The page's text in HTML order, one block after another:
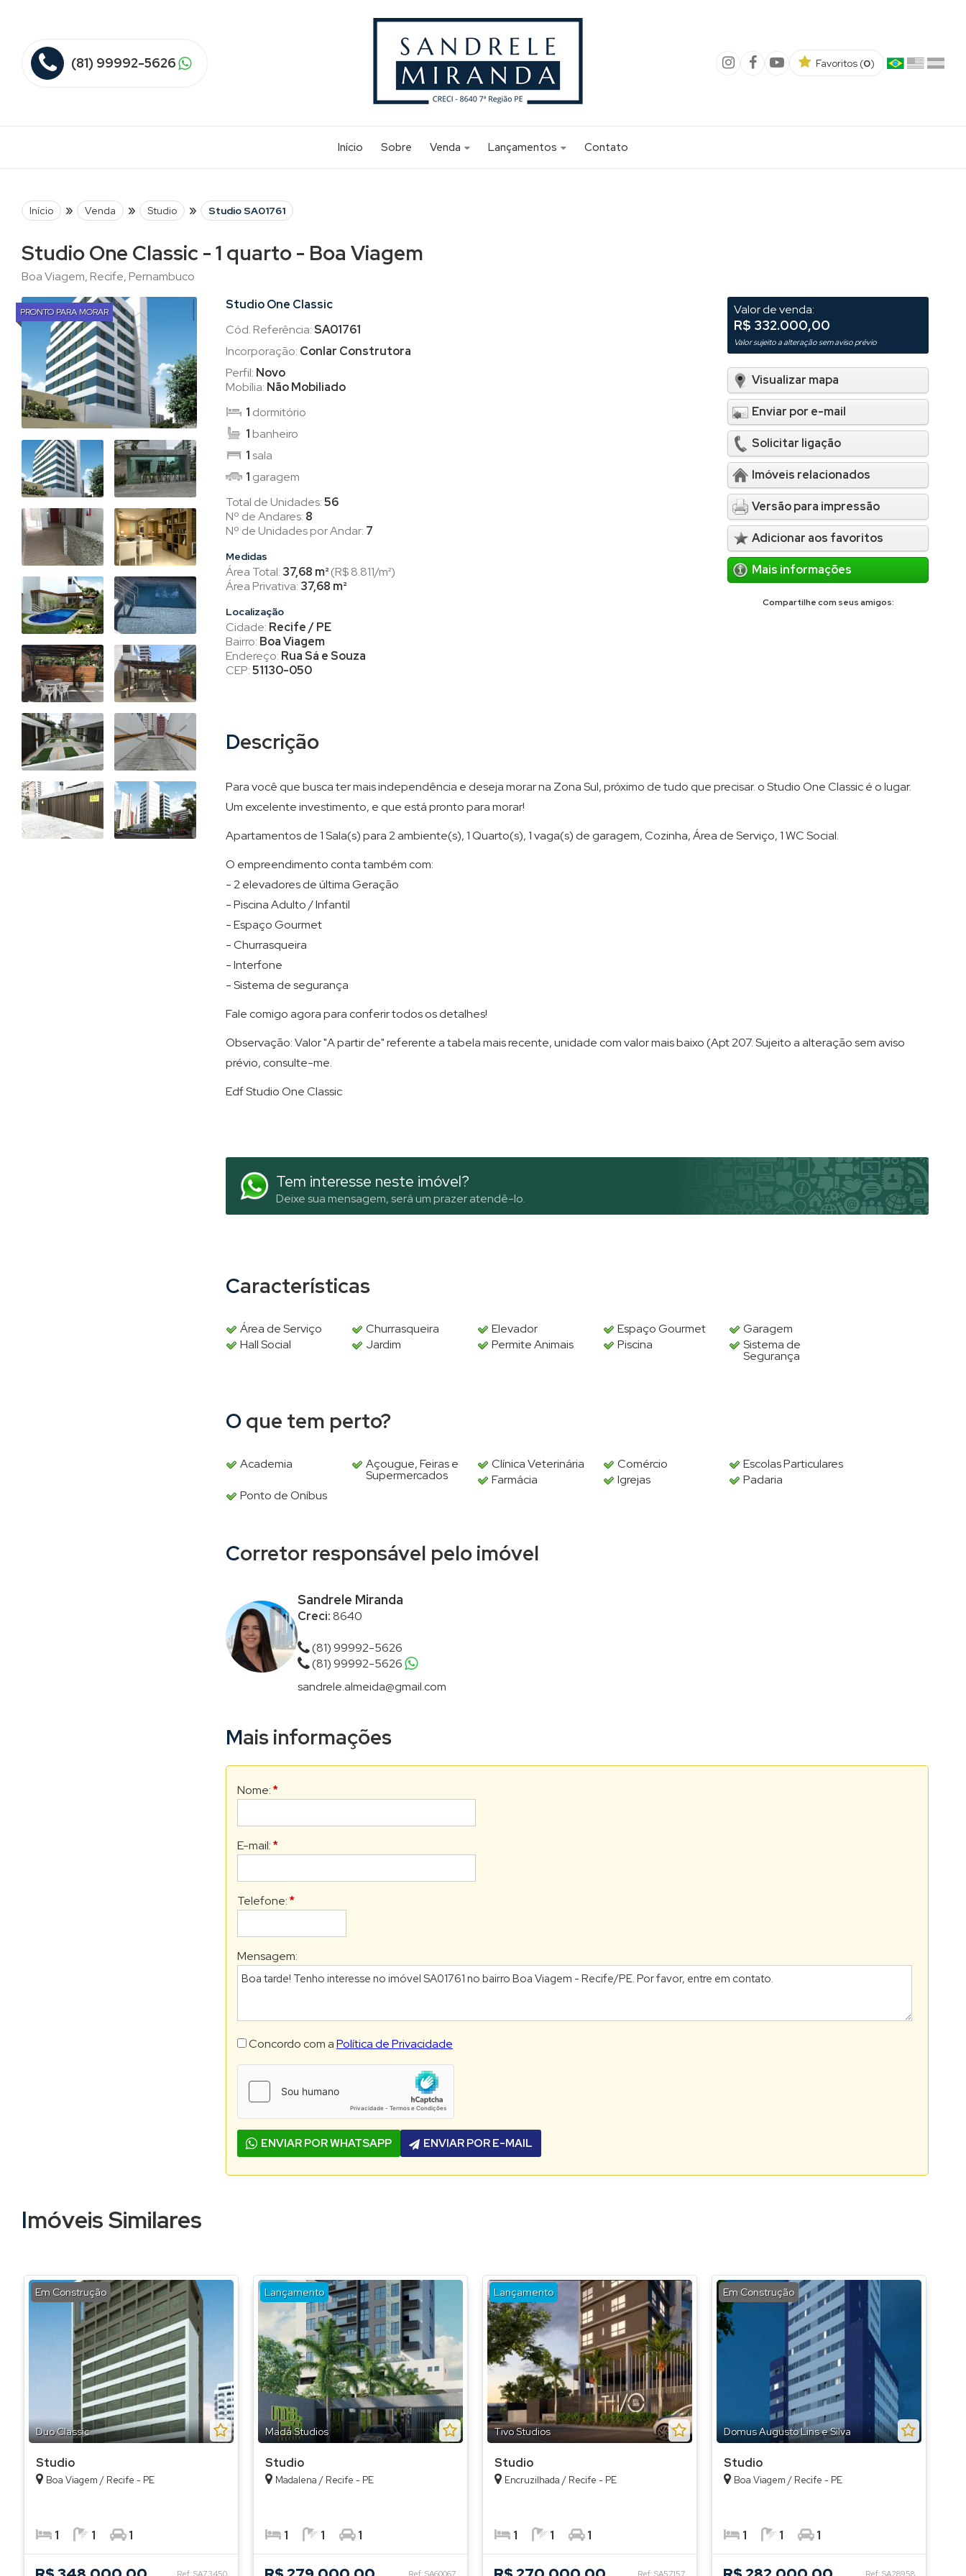
(81) 99992-5626 Favoritos (0)
Início Sobre
Venda
Lançamentos
Contato
Início » Venda » Studio » Studio SA01761
Studio One Classic - 1 quarto - Boa Viagem
Boa Viagem, Recife, Pernambuco
PRONTO PARA MORAR
Studio One Classic
Cód. Referência:SA01761
Incorporação: Conlar Construtora
Perfil: Novo
Mobília: Não Mobiliado
1 dormitório
1banheiro
1 sala
1 garagem
Total de Unidades:56
Nº de Andares: 8
Nº de Unidades por Andar: 7
Medidas
Área Total: 37,68 m²(R$ 8.811/m²)
Área Privativa: 37,68 m²
Localização
Cidade: Recife / PE
Bairro: Boa Viagem
Endereço: Rua Sá e Souza
CEP:51130-050
Valor de venda:
R$ 332.000,00
Valor sujeito a alteração sem aviso prévio
Visualizar mapa
Enviar por e-mail
Solicitar ligação
Imóveis relacionados
Versão para impressão
Adicionar aos favoritos
Mais informações
Compartilhe com seus amigos:
Descrição
Para você que busca ter mais independência e deseja morar na Zona Sul, próximo de tudo que precisar. o Studio One Classic é o lugar.
Um excelente investimento, e que está pronto para morar!
Apartamentos de 1 Sala(s) para 2 ambiente(s), 1 Quarto(s), 1 vaga(s) de garagem, Cozinha, Área de Serviço, 1 WC Social.
O empreendimento conta também com:
- 2 elevadores de última Geração
- Piscina Adulto / Infantil
- Espaço Gourmet
- Churrasqueira
- Interfone
- Sistema de segurança
Fale comigo agora para conferir todos os detalhes!
Observação: Valor "A partir de" referente a tabela mais recente, unidade com valor mais baixo (Apt 207. Sujeito a alteração sem aviso
prévio, consulte-me.
Edf Studio One Classic
Tem interesse neste imóvel?
Deixe sua mensagem, será um prazer atendê-lo.
Características
Área de Serviço Churrasqueira Elevador Espaço Gourmet
Garagem
Hall Social
Jardim Permite Animais Piscina Sistema de
Segurança
O que tem perto?
Academia Açougue, Feiras e
Supermercados
Clínica Veterinária Comércio
Escolas Particulares
Farmácia
Igrejas
Padaria
Ponto de Oníbus
Corretor responsável pelo imóvel
Sandrele Miranda
Creci:8640
(81) 99992-5626
(81) 99992-5626
sandrele.almeida@gmail.com
Mais informações
Nome: *
E-mail: *
Telefone: *
Mensagem:
Concordo com aPolítica de Privacidade
ENVIAR POR WHATSAPP ENVIAR POR E-MAIL
Imóveis Similares
Em Construção
Duo Classic
Ref: SA73450
Studio
Boa Viagem / Recife - PE
1 1 1
Lançamento
Madá Studios
Ref: SA60067
Studio
Madalena / Recife - PE
1 1 1
Lançamento
Tivo Studios
Ref: SA57157
Studio
Encruzilhada / Recife - PE
1 1 1
Em Construção
Domus Augusto Lins e Silva
Ref: SA28958
Studio
Boa Viagem / Recife - PE
1 1 1